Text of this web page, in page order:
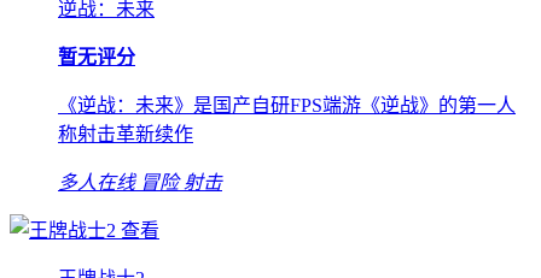
逆战：未来
暂无评分
《逆战：未来》是国产自研FPS端游《逆战》的第一人
称射击革新续作
多人在线 冒险 射击
查看